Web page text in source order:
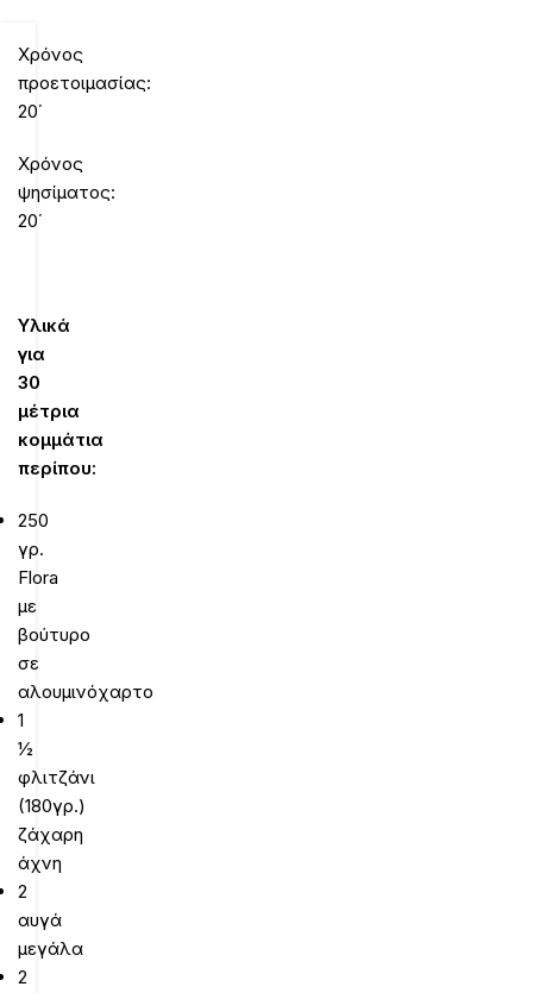
Χρόνος
προετοιμασίας:
20΄
Χρόνος
ψησίματος:
20΄
Υλικά
για
30
μέτρια
κομμάτια
περίπου:
250
γρ.
Flora
με
βούτυρο
σε
αλουμινόχαρτο
1
½
φλιτζάνι
(180γρ.)
ζάχαρη
άχνη
2
αυγά
μεγάλα
2